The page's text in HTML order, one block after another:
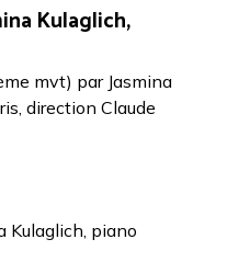
Kulaglich,
mvt) par Jasmina
direction Claude
Kulaglich, piano